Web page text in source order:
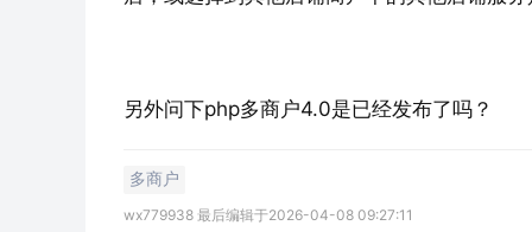
另外问下php多商户4.0是已经发布了吗？
多商户
wx779938 最后编辑于2026-04-08 09:27:11